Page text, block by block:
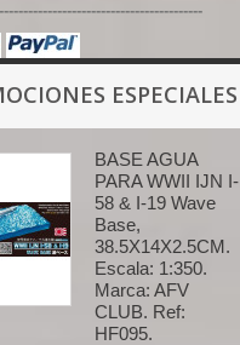
ESPECIALES
BASE AGUA
PARA WWII IJN I-
58 & I-19 Wave
Base,
38.5X14X2.5CM.
Escala: 1:350.
Marca: AFV
CLUB. Ref:
HF095.